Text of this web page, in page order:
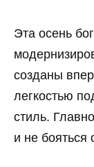
Эта осень
созданы
легкостью
стиль.
и не бояться